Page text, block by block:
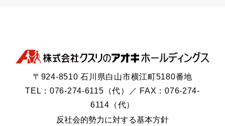
〒924-8510 石川県白山市横江町5180番地
TEL：076-274-6115（代）／ FAX：076-274-
6114（代）
反社会的勢力に対する基本方針